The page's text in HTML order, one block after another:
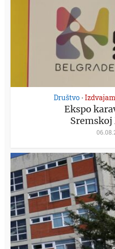
Društvo •
Ekspo